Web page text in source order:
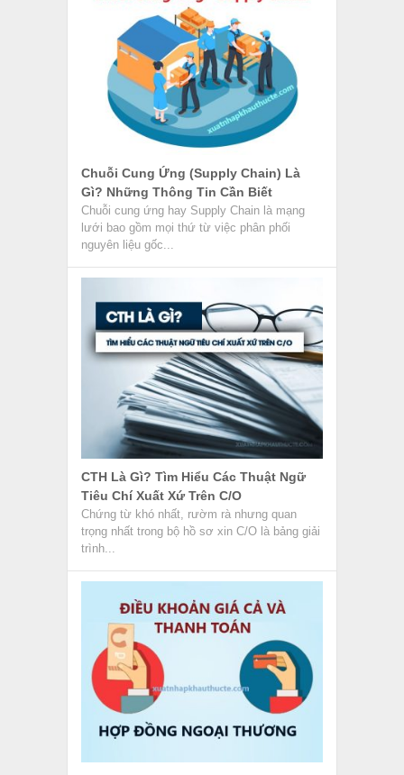
Chuỗi Cung Ứng (Supply Chain) Là
Gì? Những Thông Tin Cần Biết
Chuỗi cung ứng hay Supply Chain là mạng
lưới bao gồm mọi thứ từ việc phân phối
nguyên liệu gốc...
CTH Là Gì? Tìm Hiểu Các Thuật Ngữ
Tiêu Chí Xuất Xứ Trên C/O
Chứng từ khó nhất, rườm rà nhưng quan
trọng nhất trong bộ hồ sơ xin C/O là bảng giải
trình...